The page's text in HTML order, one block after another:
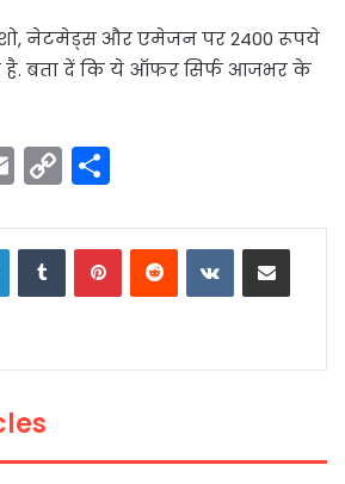
शो, नेटमेड्स और एमेजन पर 2400 रूपये
बता दें कि ये ऑफर सिर्फ आजभर के
E
m
ai
C
o
p
n
ar
LinkedInTumblrPinterestReddit VKontakteShare via Email